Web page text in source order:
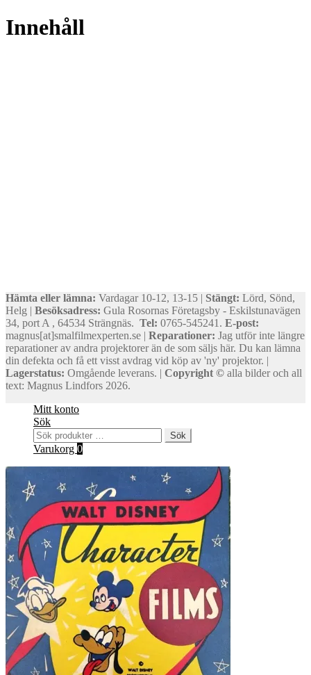
Innehåll
Hämta eller lämna: Vardagar 10-12, 13-15 | Stängt: Lörd, Sönd,
Helg | Besöksadress: Gula Rosornas Företagsby - Eskilstunavägen
34, port A , 64534 Strängnäs. Tel: 0765-545241. E-post:
magnus[at]smalfilmexperten.se | Reparationer: Jag utför inte längre
reparationer av andra projektorer än de som säljs här. Du kan lämna
din defekta och få ett visst avdrag vid köp av 'ny' projektor. |
Lagerstatus: Omgående leverans. | Copyright © alla bilder och all
text: Magnus Lindfors 2026.
Mitt konto
Sök
Sök
efter:
Sök
Varukorg 0